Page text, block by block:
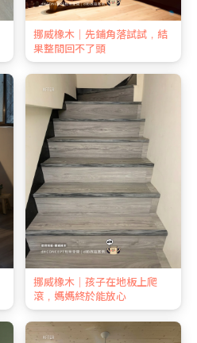
挪威橡木｜先鋪角落試試，結
果整間回不了頭
挪威橡木｜孩子在地板上爬
滾，媽媽終於能放心